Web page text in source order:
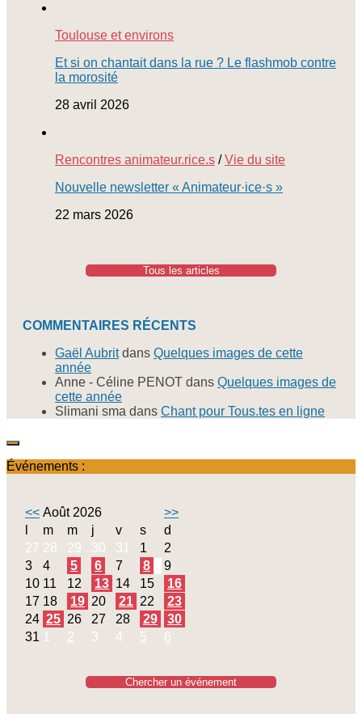
Toulouse et environs
Et si on chantait dans la rue ? Le flashmob contre
la morosité
28 avril 2026
Rencontres animateur.rice.s /Vie du site
Nouvelle newsletter « Animateur·ice·s »
22 mars 2026
Tous les articles
COMMENTAIRES RÉCENTS
Gaël Aubritdans Quelques images de cette
année
Anne - Céline PENOT dans Quelques images de
cette année
Slimani sma dans Chant pour Tous.tes en ligne
Événements :
<< Août 2026
>>
m m j v s
d
27 28 29 30 31 1
2
3
4 5 6 7 8
9
10 11 12 13 14 15
16
17 18 19 20 21 22
23
24 25 26 27 28 29
30
31 1 2 3 4 5 6
Chercher un événement